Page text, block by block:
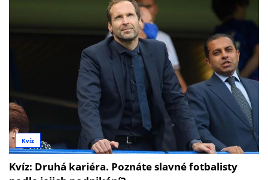
Kvíz
Kvíz: Druhá kariéra. Poznáte slavné fotbalisty